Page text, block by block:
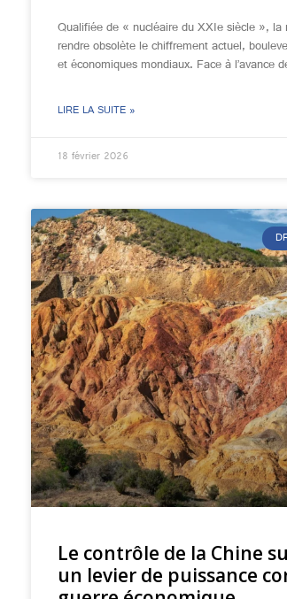
Qualifiée de « nucléaire du XXIe siècle »,
rendre obsolète le chiffrement actuel,
et économiques mondiaux. Face à l’avance
LIRE LA SUITE »
18 février 2026
Le contrôle de la Chine
un levier de puissance